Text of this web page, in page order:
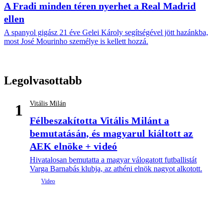
A Fradi minden téren nyerhet a Real Madrid
ellen
A spanyol gigász 21 éve Gelei Károly segítségével jött hazánkba,
most José Mourinho személye is kellett hozzá.
Legolvasottabb
1 Vitális Milán
Félbeszakította Vitális Milánt a
bemutatásán, és magyarul kiáltott az
AEK elnöke + videó
Hivatalosan bemutatta a magyar válogatott futballistát
Varga Barnabás klubja, az athéni elnök nagyot alkotott.